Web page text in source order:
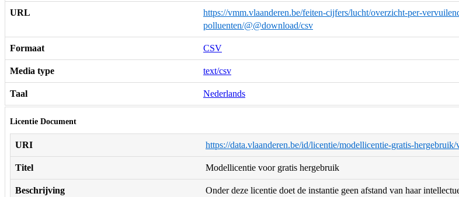
URL
https://vmm.vlaanderen.be/feiten-cijfers/lucht/overzicht-per-
polluenten/@@download/csv
Formaat CSV
Media type text/csv
Taal Nederlands
Licentie Document
URI https://data.vlaanderen.be/id/licentie/modellicentie-gratis-hergebruik/
Titel Modellicentie voor gratis hergebruik
Beschrijving
Onder deze licentie doet de instantie geen afstand van haar